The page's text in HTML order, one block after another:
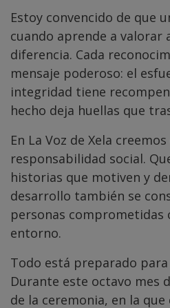
Estoy convencido de que
cuando aprende a valorar
diferencia. Cada
mensaje poderoso: el
integridad tiene
hecho deja huellas que
En La Voz de Xela
responsabilidad social.
historias que motiven y
desarrollo también se
personas comprometidas
entorno.
Todo está preparado
Durante este octavo mes
de la ceremonia, en la